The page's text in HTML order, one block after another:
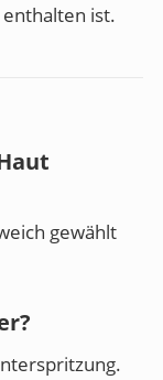
ist.
gewählt